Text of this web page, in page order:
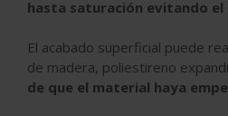
hasta saturación evitando el
El acabado superficial puede
de madera, poliestireno
de que el material haya